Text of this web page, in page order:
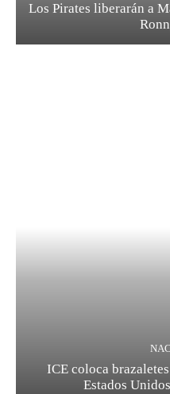
Los Pirates liberarán a
ICE coloca
Estados